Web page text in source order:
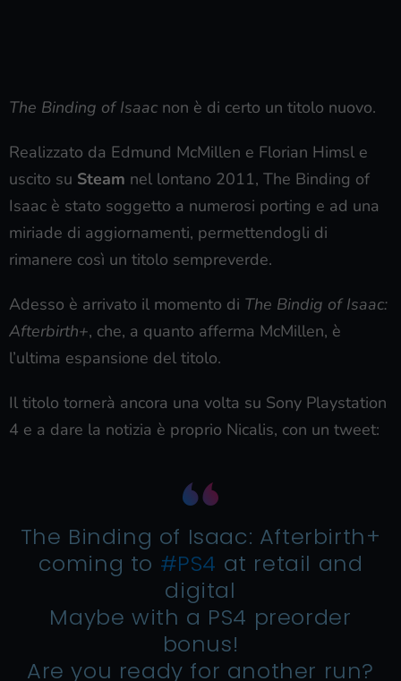
The Binding of Isaac non è di certo un titolo nuovo.
Realizzato da Edmund McMillen e Florian Himsl e
uscito su Steam nel lontano 2011, The Binding of
Isaac è stato soggetto a numerosi porting e ad una
miriade di aggiornamenti, permettendogli di
rimanere così un titolo sempreverde.
Adesso è arrivato il momento di The Bindig of Isaac:
Afterbirth+, che, a quanto afferma McMillen, è
l’ultima espansione del titolo.
Il titolo tornerà ancora una volta su Sony Playstation
4 e a dare la notizia è proprio Nicalis, con un tweet:
The Binding of Isaac: Afterbirth+
coming to #PS4 at retail and
digital
Maybe with a PS4 preorder
bonus!
Are you ready for another run?